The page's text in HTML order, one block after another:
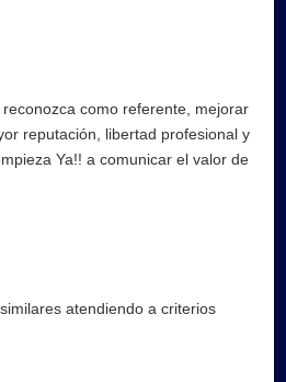
como referente, mejorar
reputación, libertad profesional y
Ya!! a comunicar el valor de
atendiendo a criterios